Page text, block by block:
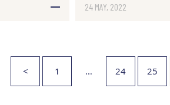
24 MAY, 2022
< 1 … 24 25